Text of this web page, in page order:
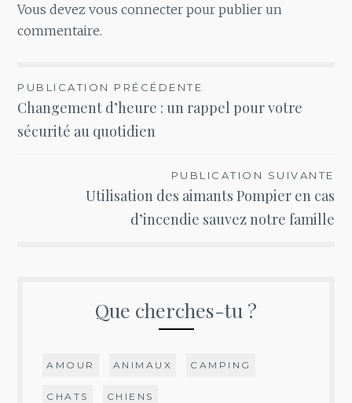
Vous devezvous connecter pour publier un
commentaire.
Navigation
de
PUBLICATION PRÉCÉDENTE
Changement d’heure : un rappel pour votre
sécurité au quotidien
PUBLICATION SUIVANTE
Utilisation des aimants Pompier en cas
d’incendie sauvez notre famille
Que cherches-tu ?
AMOUR ANIMAUX CAMPING
CHATS CHIENS